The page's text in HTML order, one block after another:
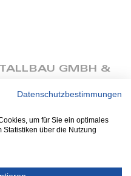
GMBH &
Datenschutzbestimmungen
um für Sie ein optimales
Statistiken über die Nutzung